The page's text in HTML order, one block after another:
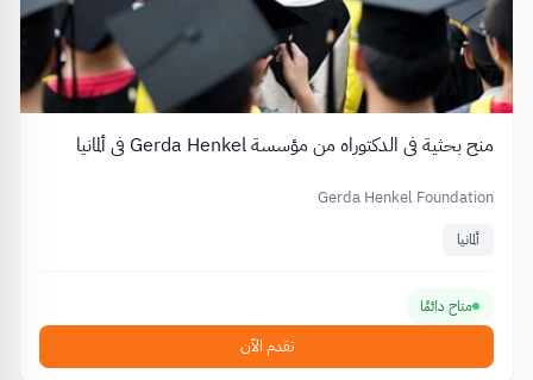
منح بحثية في الدكتوراه من مؤسسة Gerda Henkel في ألمانيا
Gerda Henkel Foundation
ألمانيا
متاح دائمًا
تقدم الآن